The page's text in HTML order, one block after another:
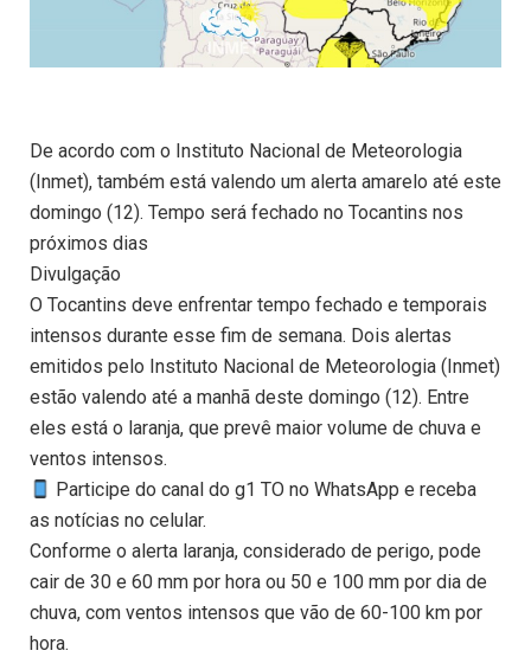
De acordo com o Instituto Nacional de Meteorologia
(Inmet), também está valendo um alerta amarelo até este
domingo (12). Tempo será fechado no Tocantins nos
próximos dias
Divulgação
O Tocantins deve enfrentar tempo fechado e temporais
intensos durante esse fim de semana. Dois alertas
emitidos pelo Instituto Nacional de Meteorologia (Inmet)
estão valendo até a manhã deste domingo (12). Entre
eles está o laranja, que prevê maior volume de chuva e
ventos intensos.
Participe do canal do g1 TO no WhatsApp e receba
as notícias no celular.
Conforme o alerta laranja, considerado de perigo, pode
cair de 30 e 60 mm por hora ou 50 e 100 mm por dia de
chuva, com ventos intensos que vão de 60-100 km por
hora.